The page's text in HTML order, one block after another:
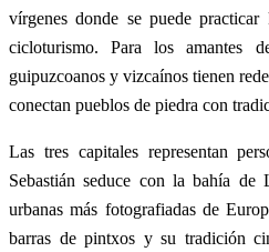
vírgenes donde se puede
cicloturismo. Para los amantes
guipuzcoanos y vizcaínos tienen
conectan pueblos de piedra con
Las tres capitales representan
Sebastián seduce con la bahía
urbanas más fotografiadas de
barras de pintxos y su tradición